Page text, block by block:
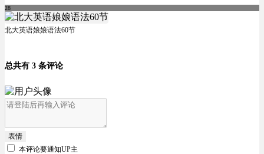
28
北大英语娘娘语法60节
总共有 3 条评论
表情
本评论要通知UP主